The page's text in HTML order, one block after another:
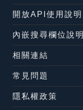
開放API使用說明
內嵌搜尋欄位說明
相關連結
常見問題
隱私權政策